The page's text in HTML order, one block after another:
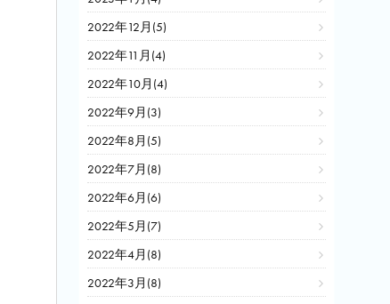
2022年12月(5)
2022年11月(4)
2022年10月(4)
2022年9月(3)
2022年8月(5)
2022年7月(8)
2022年6月(6)
2022年5月(7)
2022年4月(8)
2022年3月(8)